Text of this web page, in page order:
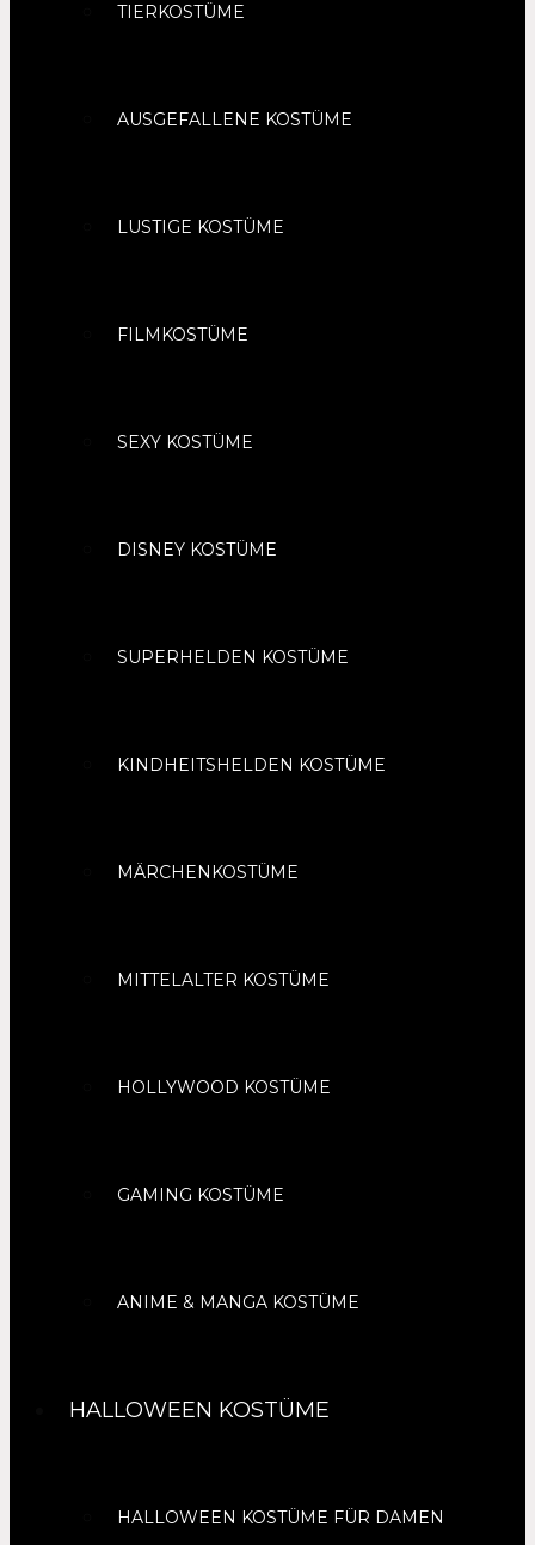
TIERKOSTÜME
AUSGEFALLENE KOSTÜME
LUSTIGE KOSTÜME
FILMKOSTÜME
SEXY KOSTÜME
DISNEY KOSTÜME
SUPERHELDEN KOSTÜME
KINDHEITSHELDEN KOSTÜME
MÄRCHENKOSTÜME
MITTELALTER KOSTÜME
HOLLYWOOD KOSTÜME
GAMING KOSTÜME
ANIME & MANGA KOSTÜME
HALLOWEEN KOSTÜME
HALLOWEEN KOSTÜME FÜR DAMEN